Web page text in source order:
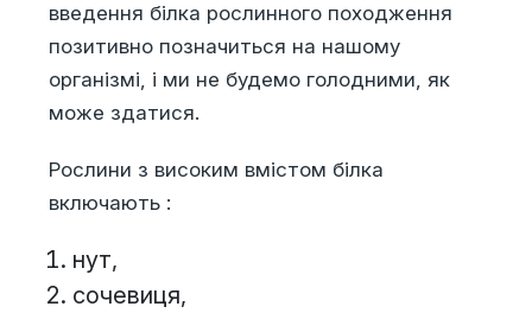
введення білка рослинного походження
позитивно позначиться на нашому
організмі, і ми не будемо голодними, як
може здатися.
Рослини з високим вмістом білка
включають :
нут,
сочевиця,